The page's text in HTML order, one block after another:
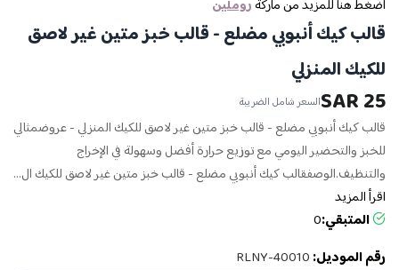
اضغط هنا للمزيد من ماركةروملين
قالب كيك أنبوبي مضلع - قالب خبز متين غير لاصق
للكيك المنزلي
25 SAR السعر شامل الضريبة
قالب كيك أنبوبي مضلع - قالب خبز متين غير لاصق للكيك المنزلي - عروضمثالي
للخبز والتحضير اليومي مع توزيع حرارة أفضل وسهولة في الإخراج
والتنظيف.الوصفقالب كيك أنبوبي مضلع - قالب خبز متين غير لاصق للكيك ال...
اقرأ المزيد
المتبقي:0
رقم الموديل: RLNY-40010